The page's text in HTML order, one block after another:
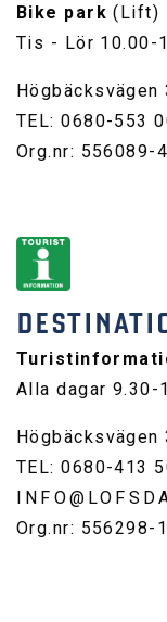
Alla dagar 9.30-
Högbäcksvägen
TEL: 0680-413
Org.nr: 556298-
Bike park (Lift)
Tis - Lör 10.00-
Högbäcksvägen
TEL: 0680-553
Org.nr: 556089-